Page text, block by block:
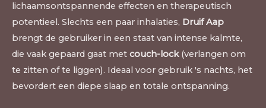
lichaamsontspannende effecten en therapeutisch
potentieel. Slechts een paar inhalaties, Druif Aap
brengt de gebruiker in een staat van intense kalmte,
die vaak gepaard gaat met couch-lock(verlangen om
te zitten of te liggen). Ideaal voor gebruik 's nachts, het
bevordert een diepe slaap en totale ontspanning.